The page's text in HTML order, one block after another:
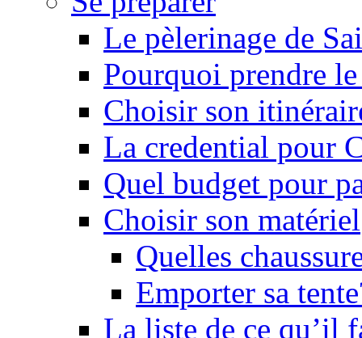
Le pèlerinage de
Pourquoi prendre
Choisir son
La credential pour
Quel budget pour
Choisir son matériel
Quelles
Emporter sa
La liste de ce qu’il